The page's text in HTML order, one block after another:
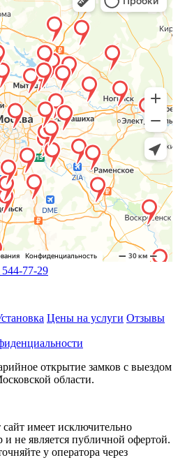
77-29
Цены на услуги Отзывы
открытие замков с выездом
области.
имеет исключительно
не является публичной офертой.
у оператора через